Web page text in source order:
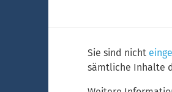
Sie sind nicht
sämtliche Inhalte